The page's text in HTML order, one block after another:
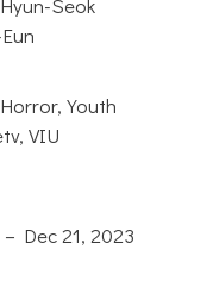
Seok
Youth
VIU
Dec 21, 2023